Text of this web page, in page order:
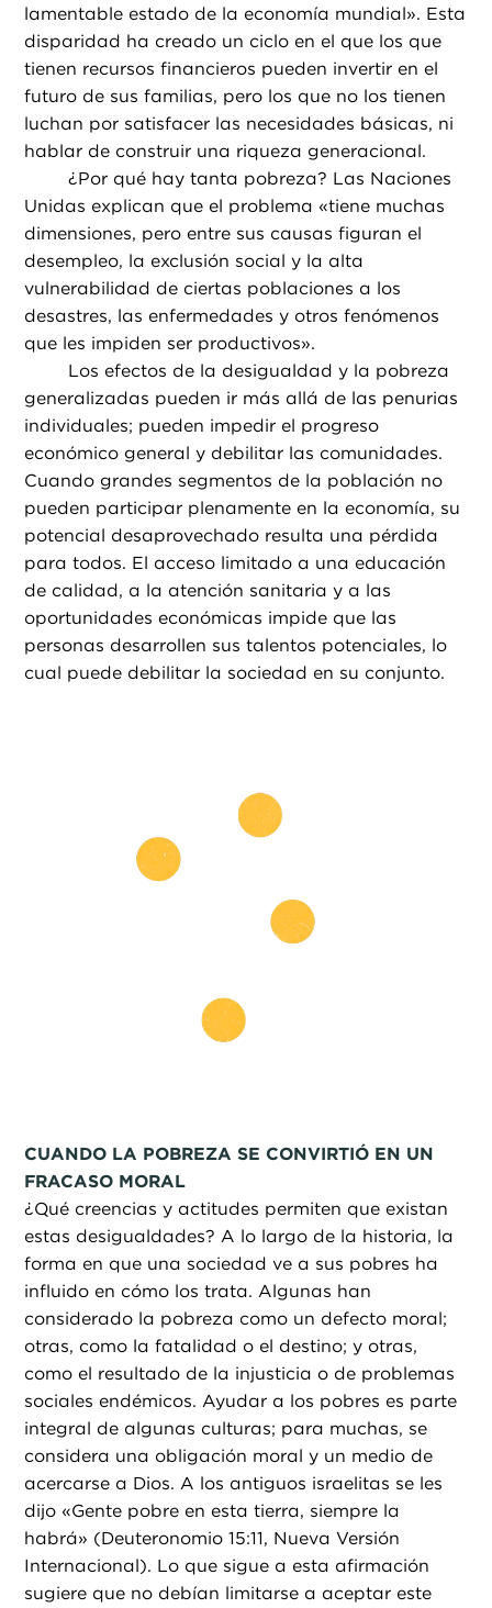
lamentable estado de la economía mundial». Esta
disparidad ha creado un ciclo en el que los que
tienen recursos financieros pueden invertir en el
futuro de sus familias, pero los que no los tienen
luchan por satisfacer las necesidades básicas, ni
hablar de construir una riqueza generacional.
¿Por qué hay tanta pobreza? Las Naciones
Unidas explican que el problema «tiene muchas
dimensiones, pero entre sus causas figuran el
desempleo, la exclusión social y la alta
vulnerabilidad de ciertas poblaciones a los
desastres, las enfermedades y otros fenómenos
que les impiden ser productivos».
Los efectos de la desigualdad y la pobreza
generalizadas pueden ir más allá de las penurias
individuales; pueden impedir el progreso
económico general y debilitar las comunidades.
Cuando grandes segmentos de la población no
pueden participar plenamente en la economía, su
potencial desaprovechado resulta una pérdida
para todos. El acceso limitado a una educación
de calidad, a la atención sanitaria y a las
oportunidades económicas impide que las
personas desarrollen sus talentos potenciales, lo
cual puede debilitar la sociedad en su conjunto.
CUANDO LA POBREZA SE CONVIRTIÓ EN UN
FRACASO MORAL
¿Qué creencias y actitudes permiten que existan
estas desigualdades? A lo largo de la historia, la
forma en que una sociedad ve a sus pobres ha
influido en cómo los trata. Algunas han
considerado la pobreza como un defecto moral;
otras, como la fatalidad o el destino; y otras,
como el resultado de la injusticia o de problemas
sociales endémicos. Ayudar a los pobres es parte
integral de algunas culturas; para muchas, se
considera una obligación moral y un medio de
acercarse a Dios. A los antiguos israelitas se les
dijo «Gente pobre en esta tierra, siempre la
habrá» (Deuteronomio 15:11, Nueva Versión
Internacional). Lo que sigue a esta afirmación
sugiere que no debían limitarse a aceptar este